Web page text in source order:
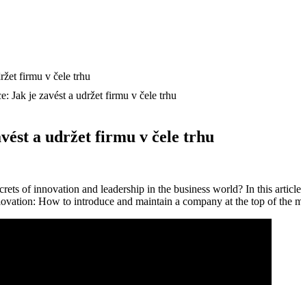
Jak je zavést a udržet firmu v čele trhu
a udržet firmu v čele trhu
of innovation and leadership in the business world? In this
How to introduce and maintain a company at the top of the